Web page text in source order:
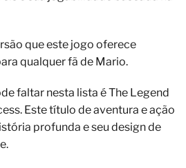
que este jogo oferece
qualquer fã de Mario.
faltar nesta lista é The Legend
Este título de aventura e ação
profunda e seu design de